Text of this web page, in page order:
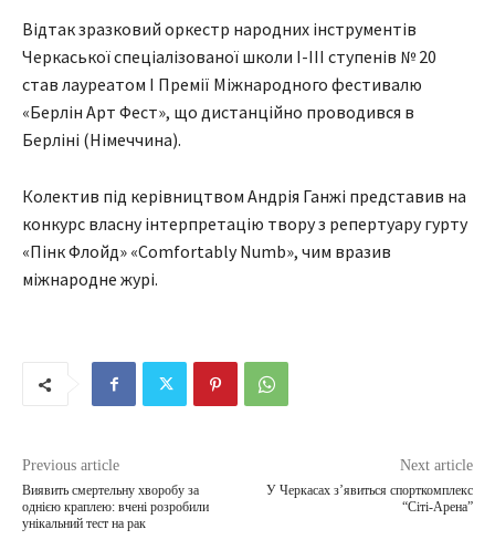
Відтак зразковий оркестр народних інструментів
Черкаської спеціалізованої школи І-ІІІ ступенів № 20
став лауреатом І Премії Міжнародного фестивалю
«Берлін Арт Фест», що дистанційно проводився в
Берліні (Німеччина).
Колектив під керівництвом Андрія Ганжі представив на
конкурс власну інтерпретацію твору з репертуару гурту
«Пінк Флойд» «Comfortably Numb», чим вразив
міжнародне журі.
Previous article
Виявить смертельну хворобу за
однією краплею: вчені розробили
унікальний тест на рак
Next article
У Черкасах з’явиться спорткомплекс
“Сіті-Арена”